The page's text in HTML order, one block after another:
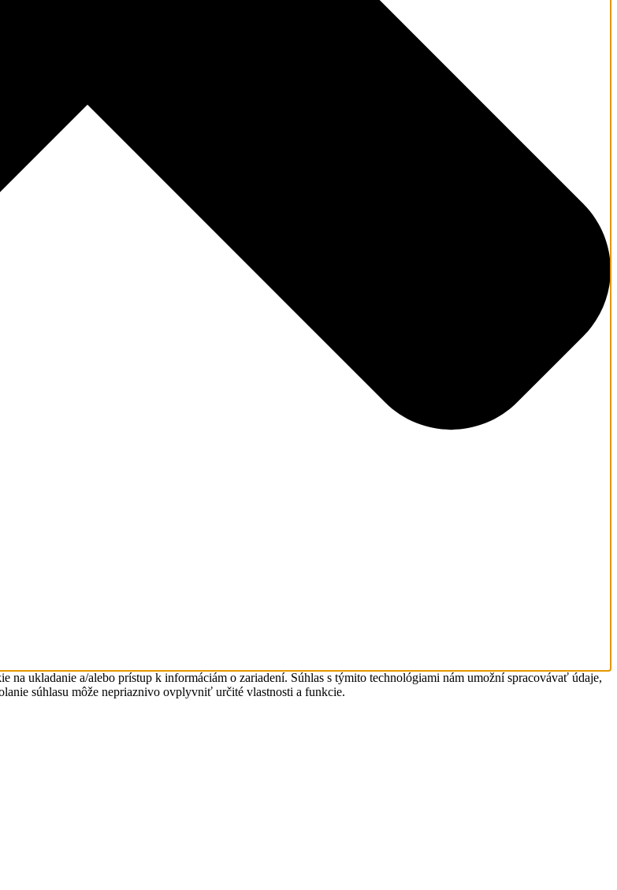
na ukladanie a/alebo prístup k informáciám o zariadení. Súhlas s týmito technológiami nám umožní spracovávať údaje,
súhlasu môže nepriaznivo ovplyvniť určité vlastnosti a funkcie.